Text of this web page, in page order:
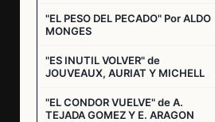
"EL PESO DEL PECADO" Por ALDO
MONGES
"ES INUTIL VOLVER" de
JOUVEAUX, AURIAT Y MICHELL
"EL CONDOR VUELVE" de A.
TEJADA GOMEZ Y E. ARAGON